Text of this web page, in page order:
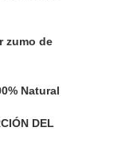
zumo de
Natural
DEL